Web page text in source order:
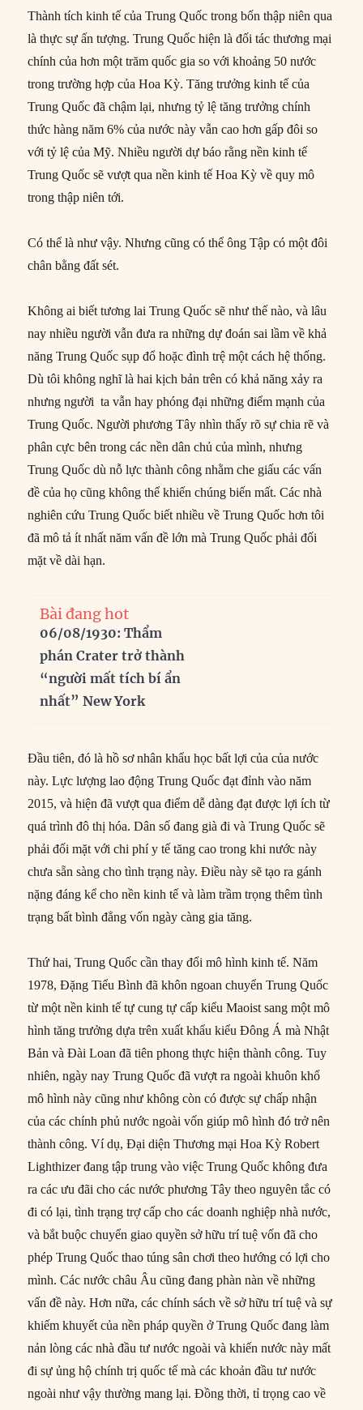
Thành tích kinh tế của Trung Quốc trong bốn thập niên qua
là thực sự ấn tượng. Trung Quốc hiện là đối tác thương mại
chính của hơn một trăm quốc gia so với khoảng 50 nước
trong trường hợp của Hoa Kỳ. Tăng trưởng kinh tế của
Trung Quốc đã chậm lại, nhưng tỷ lệ tăng trưởng chính
thức hàng năm 6% của nước này vẫn cao hơn gấp đôi so
với tỷ lệ của Mỹ. Nhiều người dự báo rằng nền kinh tế
Trung Quốc sẽ vượt qua nền kinh tế Hoa Kỳ về quy mô
trong thập niên tới.
Có thể là như vậy. Nhưng cũng có thể ông Tập có một đôi
chân bằng đất sét.
Không ai biết tương lai Trung Quốc sẽ như thế nào, và lâu
nay nhiều người vẫn đưa ra những dự đoán sai lầm về khả
năng Trung Quốc sụp đổ hoặc đình trệ một cách hệ thống.
Dù tôi không nghĩ là hai kịch bản trên có khả năng xảy ra
nhưng người ta vẫn hay phóng đại những điểm mạnh của
Trung Quốc. Người phương Tây nhìn thấy rõ sự chia rẽ và
phân cực bên trong các nền dân chủ của mình, nhưng
Trung Quốc dù nỗ lực thành công nhằm che giấu các vấn
đề của họ cũng không thể khiến chúng biến mất. Các nhà
nghiên cứu Trung Quốc biết nhiều về Trung Quốc hơn tôi
đã mô tả ít nhất năm vấn đề lớn mà Trung Quốc phải đối
mặt về dài hạn.
Bài đang hot
06/08/1930: Thẩm
phán Crater trở thành
“người mất tích bí ẩn
nhất” New York
Đầu tiên, đó là hồ sơ nhân khẩu học bất lợi của của nước
này. Lực lượng lao động Trung Quốc đạt đỉnh vào năm
2015, và hiện đã vượt qua điểm dễ dàng đạt được lợi ích từ
quá trình đô thị hóa. Dân số đang già đi và Trung Quốc sẽ
phải đối mặt với chi phí y tế tăng cao trong khi nước này
chưa sẵn sàng cho tình trạng này. Điều này sẽ tạo ra gánh
nặng đáng kể cho nền kinh tế và làm trầm trọng thêm tình
trạng bất bình đẳng vốn ngày càng gia tăng.
Thứ hai, Trung Quốc cần thay đổi mô hình kinh tế. Năm
1978, Đặng Tiểu Bình đã khôn ngoan chuyển Trung Quốc
từ một nền kinh tế tự cung tự cấp kiểu Maoist sang một mô
hình tăng trưởng dựa trên xuất khẩu kiểu Đông Á mà Nhật
Bản và Đài Loan đã tiên phong thực hiện thành công. Tuy
nhiên, ngày nay Trung Quốc đã vượt ra ngoài khuôn khổ
mô hình này cũng như không còn có được sự chấp nhận
của các chính phủ nước ngoài vốn giúp mô hình đó trở nên
thành công. Ví dụ, Đại diện Thương mại Hoa Kỳ Robert
Lighthizer đang tập trung vào việc Trung Quốc không đưa
ra các ưu đãi cho các nước phương Tây theo nguyên tắc có
đi có lại, tình trạng trợ cấp cho các doanh nghiệp nhà nước,
và bắt buộc chuyển giao quyền sở hữu trí tuệ vốn đã cho
phép Trung Quốc thao túng sân chơi theo hướng có lợi cho
mình. Các nước châu Âu cũng đang phàn nàn về những
vấn đề này. Hơn nữa, các chính sách về sở hữu trí tuệ và sự
khiếm khuyết của nền pháp quyền ở Trung Quốc đang làm
nản lòng các nhà đầu tư nước ngoài và khiến nước này mất
đi sự ủng hộ chính trị quốc tế mà các khoản đầu tư nước
ngoài như vậy thường mang lại. Đồng thời, tỉ trọng cao về